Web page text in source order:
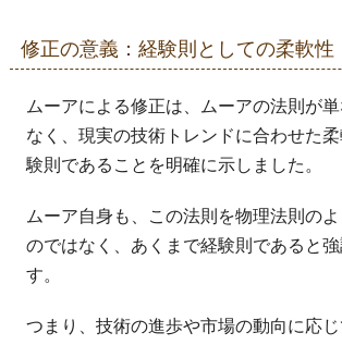
修正の意義：経験則としての柔軟性
ムーアによる修正は、ムーアの法則が
なく、現実の技術トレンドに合わせた
験則であることを明確に示しました。
ムーア自身も、この法則を物理法則の
のではなく、あくまで経験則であると強
す。
つまり、技術の進歩や市場の動向に応